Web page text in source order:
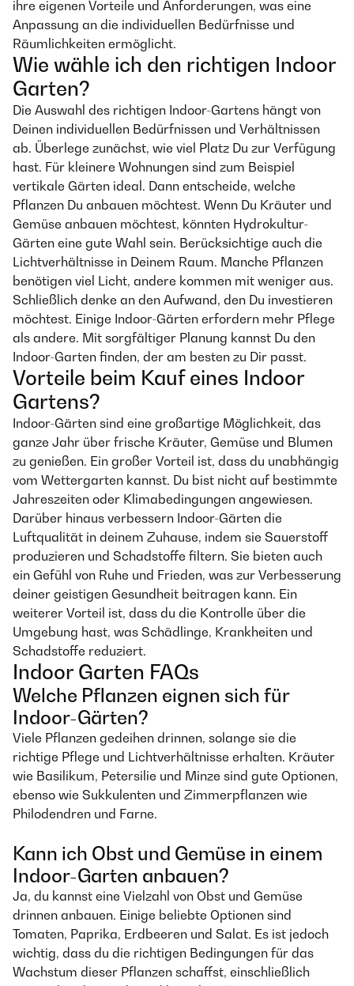
ihre eigenen Vorteile und Anforderungen, was eine
Anpassung an die individuellen Bedürfnisse und
Räumlichkeiten ermöglicht.
Wie wähle ich den richtigen Indoor
Garten?
Die Auswahl des richtigen Indoor-Gartens hängt von
Deinen individuellen Bedürfnissen und Verhältnissen
ab. Überlege zunächst, wie viel Platz Du zur Verfügung
hast. Für kleinere Wohnungen sind zum Beispiel
vertikale Gärten ideal. Dann entscheide, welche
Pflanzen Du anbauen möchtest. Wenn Du Kräuter und
Gemüse anbauen möchtest, könnten Hydrokultur-
Gärten eine gute Wahl sein. Berücksichtige auch die
Lichtverhältnisse in Deinem Raum. Manche Pflanzen
benötigen viel Licht, andere kommen mit weniger aus.
Schließlich denke an den Aufwand, den Du investieren
möchtest. Einige Indoor-Gärten erfordern mehr Pflege
als andere. Mit sorgfältiger Planung kannst Du den
Indoor-Garten finden, der am besten zu Dir passt.
Vorteile beim Kauf eines Indoor
Gartens?
Indoor-Gärten sind eine großartige Möglichkeit, das
ganze Jahr über frische Kräuter, Gemüse und Blumen
zu genießen. Ein großer Vorteil ist, dass du unabhängig
vom Wettergarten kannst. Du bist nicht auf bestimmte
Jahreszeiten oder Klimabedingungen angewiesen.
Darüber hinaus verbessern Indoor-Gärten die
Luftqualität in deinem Zuhause, indem sie Sauerstoff
produzieren und Schadstoffe filtern. Sie bieten auch
ein Gefühl von Ruhe und Frieden, was zur Verbesserung
deiner geistigen Gesundheit beitragen kann. Ein
weiterer Vorteil ist, dass du die Kontrolle über die
Umgebung hast, was Schädlinge, Krankheiten und
Schadstoffe reduziert.
Indoor Garten FAQs
Welche Pflanzen eignen sich für
Indoor-Gärten?
Viele Pflanzen gedeihen drinnen, solange sie die
richtige Pflege und Lichtverhältnisse erhalten. Kräuter
wie Basilikum, Petersilie und Minze sind gute Optionen,
ebenso wie Sukkulenten und Zimmerpflanzen wie
Philodendren und Farne.
Kann ich Obst und Gemüse in einem
Indoor-Garten anbauen?
Ja, du kannst eine Vielzahl von Obst und Gemüse
drinnen anbauen. Einige beliebte Optionen sind
Tomaten, Paprika, Erdbeeren und Salat. Es ist jedoch
wichtig, dass du die richtigen Bedingungen für das
Wachstum dieser Pflanzen schaffst, einschließlich